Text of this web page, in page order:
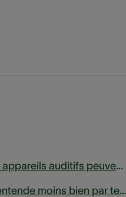
Cinq façons dont les appareils auditifs peuvent renforcer vos relations
Est-il possible que j’entende moins bien par temps froid ?